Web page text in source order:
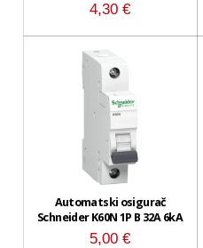
4,30€
Automatski osigurač
Schneider K60N 1P B 32A 6kA
5,00€